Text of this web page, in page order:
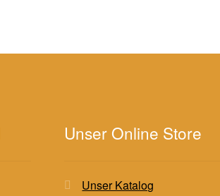
Unser Online Store
Unser Katalog